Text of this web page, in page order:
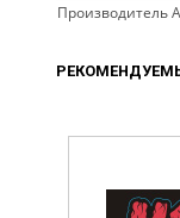
Производитель